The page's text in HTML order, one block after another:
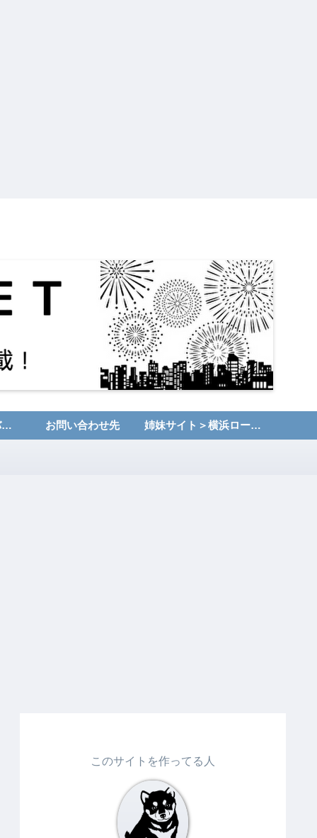
運営者情報・プライバシーポリシー お問い合わせ先 姉妹サイト＞横浜ローカルNET
このサイトを作ってる人